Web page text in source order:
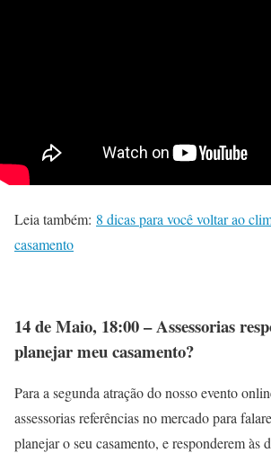
Leia também: 8 dicas para você voltar ao
casamento
14 de Maio, 18:00 – Assessorias
planejar meu casamento?
Para a segunda atração do nosso evento
assessorias referências no mercado para
planejar o seu casamento, e responderem às